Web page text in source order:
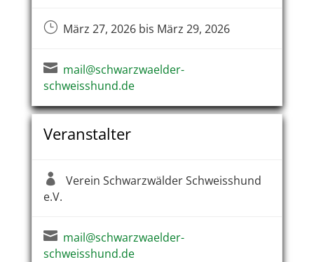
}März 27, 2026 bis März 29, 2026
 mail@schwarzwaelder-
schweisshund.de
Veranstalter

Verein Schwarzwälder Schweisshund
e.V.
 mail@schwarzwaelder-
schweisshund.de